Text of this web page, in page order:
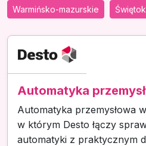
Warmińsko-mazurskie
Automatyka
Automatyka przemysłowa
w którym Desto łączy
automatyki z praktycznym